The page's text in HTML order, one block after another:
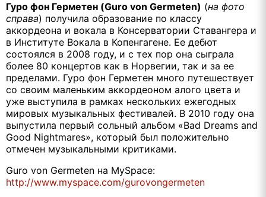
Гуро фон Герметен (Guro von Germeten) (на фото
справа) получила образование по классу
аккордеона и вокала в Консерватории Ставангера и
в Институте Вокала в Копенгагене. Ее дебют
состоялся в 2008 году, и с тех пор она сыграла
более 80 концертов как в Норвегии, так и за ее
пределами. Гуро фон Герметен много путешествует
со своим маленьким аккордеоном алого цвета и
уже выступила в рамках нескольких ежегодных
мировых музыкальных фестивалей. В 2010 году она
выпустила первый сольный альбом «Bad Dreams and
Good Nightmares», который был положительно
отмечен музыкальными критиками.
Guro von Germeten на MySpace:
http://www.myspace.com/gurovongermeten